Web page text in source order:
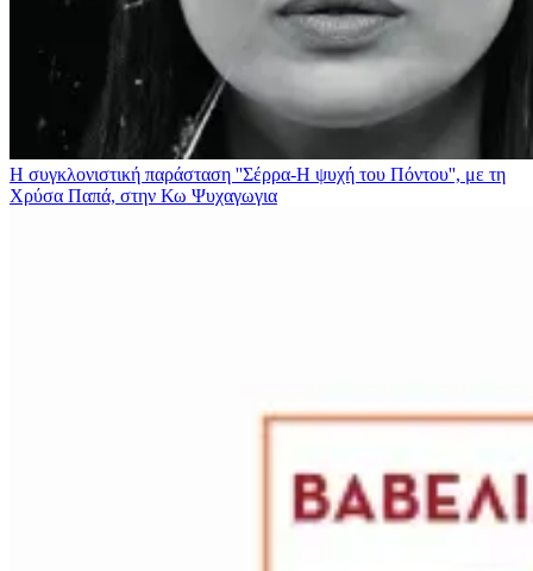
Η συγκλονιστική παράσταση ''Σέρρα-Η ψυχή του Πόντου'', με τη
Χρύσα Παπά, στην Κω Ψυχαγωγια